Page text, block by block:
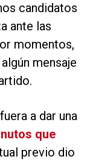
candidatos
ante las
momentos,
mensaje
a dar una
que
previo dio